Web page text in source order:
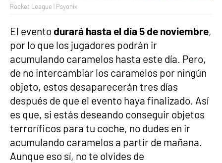
Rocket League | Psyonix
El evento durará hasta el día 5 de noviembre,
por lo que los jugadores podrán ir
acumulando caramelos hasta este día. Pero,
de no intercambiar los caramelos por ningún
objeto, estos desaparecerán tres días
después de que el evento haya finalizado. Así
es que, si estás deseando conseguir objetos
terroríficos para tu coche, no dudes en ir
acumulando caramelos a partir de mañana.
Aunque eso sí, no te olvides de